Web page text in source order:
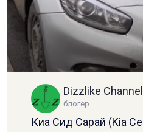
Dizzlike Channel
блогер
Киа Сид Сарай (Kia